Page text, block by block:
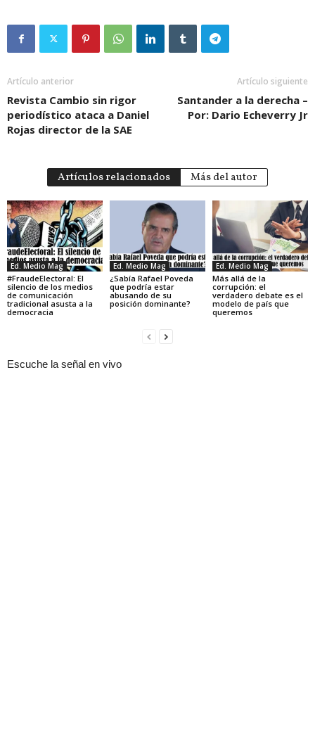
Artículo anterior
Revista Cambio sin rigor
periodístico ataca a Daniel
Rojas director de la SAE
Artículo siguiente
Santander a la derecha –
Por: Dario Echeverry Jr
Artículos relacionados Más del autor
Ed. Medio Mag
#FraudeElectoral: El
silencio de los medios
de comunicación
tradicional asusta a la
democracia
Ed. Medio Mag
¿Sabía Rafael Poveda
que podría estar
abusando de su
posición dominante?
Ed. Medio Mag
Más allá de la
corrupción: el
verdadero debate es el
modelo de país que
queremos
Escuche la señal en vivo